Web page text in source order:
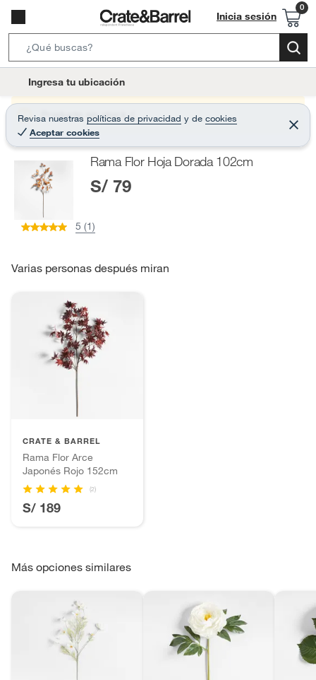
Inicia sesión
e
r
c
B
t
o
Ingresa tu ubicación
Revisa nuestras políticas de privacidad y de cookies
Aceptar cookies
C
e
r
Producto sin stock :(
Rama Flor Hoja Dorada 102cm
S/ 79
5 (1)
Varias personas después miran
CRATE & BARREL
Rama Flor Arce
Japonés Rojo 152cm
(2)
S/ 189
Más opciones similares